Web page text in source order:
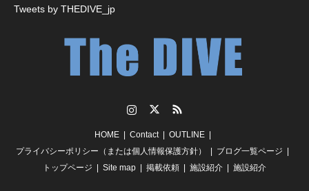
Tweets by THEDIVE_jp
HOME Contact
OUTLINE
プライバシーポリシー（または個人情報保護方針）
ブログ一覧ページ
トップページ
Site map 掲載依頼 施設紹介 施設紹介